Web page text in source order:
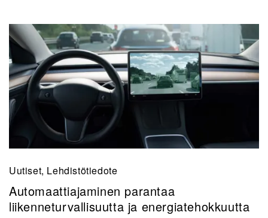
Uutiset, Lehdistötiedote
Automaattiajaminen parantaa
liikenneturvallisuutta ja energiatehokkuutta